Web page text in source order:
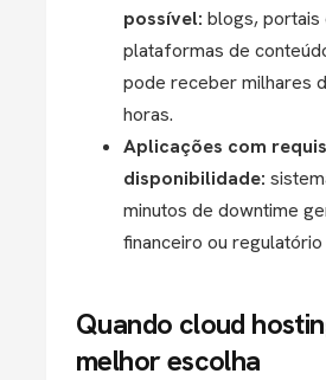
possível: blogs, portais
plataformas de
pode receber milhares
horas.
Aplicações com
disponibilidade:
minutos de downtime
financeiro ou
Quando cloud
melhor escolha